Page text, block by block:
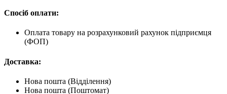
Спосіб оплати:
Оплата товару на розрахунковий рахунок підприємця
(ФОП)
Доставка:
Нова пошта (Відділення)
Нова пошта (Поштомат)